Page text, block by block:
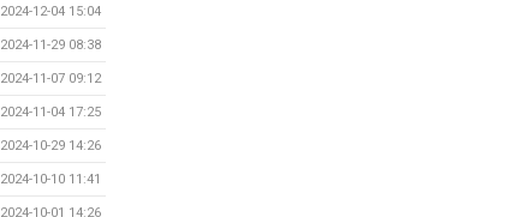
2024-12-04 15:04
2024-11-29 08:38
2024-11-07 09:12
2024-11-04 17:25
2024-10-29 14:26
2024-10-10 11:41
2024-10-01 14:26